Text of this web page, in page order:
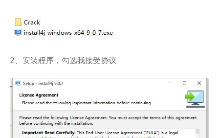
2、安装程序，勾选我接受协议